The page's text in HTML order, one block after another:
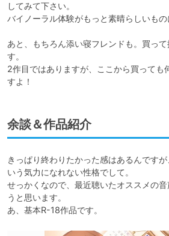
してみて下さい。
バイノーラル体験がもっと素晴らしいもの
あと、もちろん添い寝フレンドも。買っ
す。
2作目ではありますが、ここから買っても
すよ！
余談＆作品紹介
きっぱり終わりたかった感はあるんです
いう気力になれない性格でして。
せっかくなので、最近聴いたオススメの
うと思います。
あ、基本R-18作品です。